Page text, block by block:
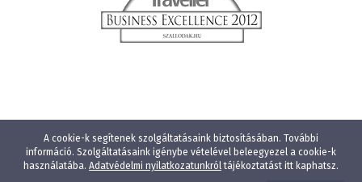
A cookie-k segítenek szolgáltatásaink biztosításában. További
információ. Szolgáltatásaink igénybe vételével beleegyezel a cookie-k
használatába. Adatvédelmi nyilatkozatunkróltájékoztatást itt kaphatsz.